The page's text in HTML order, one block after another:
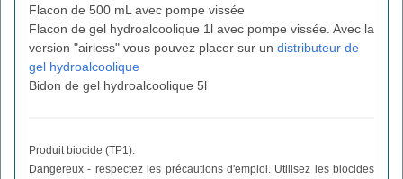
Flacon de 500 mL avec pompe vissée
Flacon de gel hydroalcoolique 1l avec pompe vissée. Avec la
version "airless" vous pouvez placer sur un distributeur de
gel hydroalcoolique
Bidon de gel hydroalcoolique 5l
Produit biocide (TP1).
Dangereux - respectez les précautions d'emploi. Utilisez les biocides